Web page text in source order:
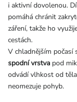
i aktivní dovolenou.
pomáhá chránit
záření, takže ho
cestách.
V chladnějším počasí
spodní vrstva pod
odvádí vlhkost od
neomezuje pohyb.